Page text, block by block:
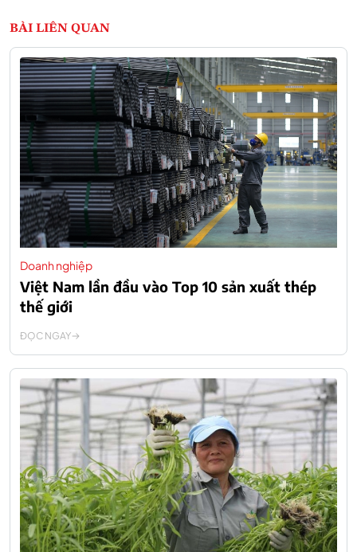
BÀI LIÊN QUAN
Doanh nghiệp
Việt Nam lần đầu vào Top 10 sản xuất thép
thế giới
ĐỌC NGAY